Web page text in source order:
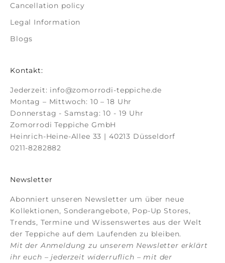
Cancellation policy
Legal Information
Blogs
Kontakt:
Jederzeit: info@zomorrodi-teppiche.de
Montag – Mittwoch: 10 – 18 Uhr
Donnerstag - Samstag: 10 - 19 Uhr
Zomorrodi Teppiche GmbH
Heinrich-Heine-Allee 33 | 40213 Düsseldorf
0211-8282882
Newsletter
Abonniert unseren Newsletter um über neue
Kollektionen, Sonderangebote, Pop-Up Stores,
Trends, Termine und Wissenswertes aus der Welt
der Teppiche auf dem Laufenden zu bleiben.
Mit der Anmeldung zu unserem Newsletter erklärt
ihr euch – jederzeit widerruflich – mit der